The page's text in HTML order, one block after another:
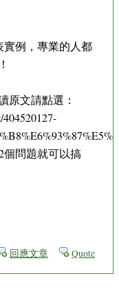
例，專業的人都
！
原文請點選：
404520127-
個問題就可以搞
回應文章 Quote